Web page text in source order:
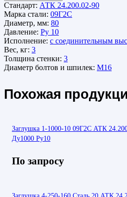
Стандарт: АТК 24.200.02-90
Марка стали: 09Г2С
Диаметр, мм: 80
Давление: Ру 10
Исполнение: с соединительным
Вес, кг: 3
Толщина стенки: 3
Диаметр болтов и шпилек: М16
Похожая
Заглушка 1-1000-10 09Г2С АТК
Ду1000 Ру10
По запросу